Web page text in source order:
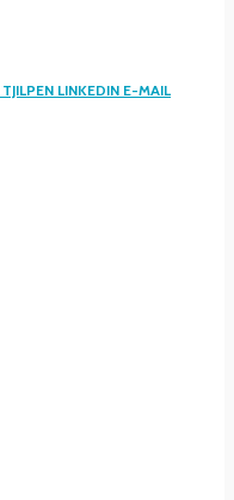
TJILPEN LINKEDIN E-MAIL